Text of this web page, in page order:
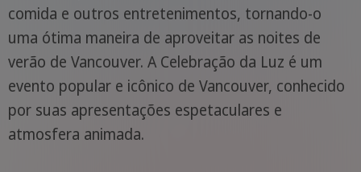
comida e outros entretenimentos, tornando-o
uma ótima maneira de aproveitar as noites de
verão de Vancouver. A Celebração da Luz é um
evento popular e icônico de Vancouver, conhecido
por suas apresentações espetaculares e
atmosfera animada.